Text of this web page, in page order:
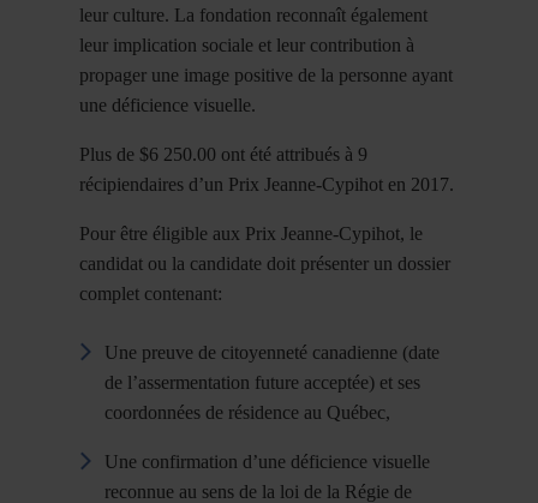
leur culture. La fondation reconnaît également
leur implication sociale et leur contribution à
propager une image positive de la personne ayant
une déficience visuelle.
Plus de $6 250.00 ont été attribués à 9
récipiendaires d’un Prix Jeanne-Cypihot en 2017.
Pour être éligible aux Prix Jeanne-Cypihot, le
candidat ou la candidate doit présenter un dossier
complet contenant:
Une preuve de citoyenneté canadienne (date
de l’assermentation future acceptée) et ses
coordonnées de résidence au Québec,
Une confirmation d’une déficience visuelle
reconnue au sens de la loi de la Régie de